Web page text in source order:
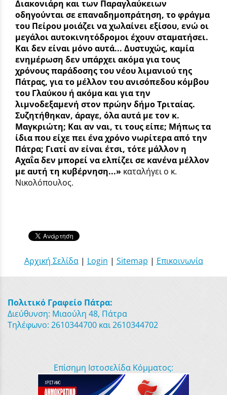
Διακονιάρη και των Παραγλαύκειων
οδηγούνται σε επαναδημοπράτηση, το φράγμα
του Πείρου μοιάζει να χωλαίνει εξίσου, ενώ οι
μεγάλοι αυτοκινητόδρομοι έχουν σταματήσει.
Και δεν είναι μόνο αυτά... Δυστυχώς, καμία
ενημέρωση δεν υπάρχει ακόμα για τους
χρόνους παράδοσης του νέου λιμανιού της
Πάτρας, για το μέλλον του ανισόπεδου κόμβου
του Γλαύκου ή ακόμα και για την
λιμνοδεξαμενή στον πρώην δήμο Τριταίας.
Συζητήθηκαν, άραγε, όλα αυτά με τον κ.
Μαγκριώτη; Και αν ναι, τι τους είπε; Μήπως τα
ίδια που είχε πει ένα χρόνο νωρίτερα από την
Πάτρα; Γιατί αν είναι έτσι, τότε μάλλον η
Αχαΐα δεν μπορεί να ελπίζει σε κανένα μέλλον
με αυτή τη κυβέρνηση...» καταλήγει ο κ.
Νικολόπουλος.
Αρχική Σελίδα| Login | Sitemap | Επικοινωνία
Πολιτικό Γραφείο Πάτρα:
Διεύθυνση: Μιαούλη 48, Πάτρα
Τηλέφωνο: 2610344700 και 2610344702
Επίσημη Ιστοσελίδα Κόμματος: